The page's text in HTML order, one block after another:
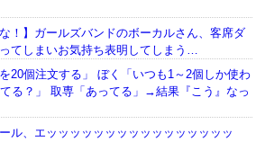
！】ガールズバンドのボーカルさん、客席ダ
てしまいお気持ち表明してしまう…
20個注文する」 ぼく「いつも1～2個しか使わ
る？」 取専「あってる」→結果『こう』なっ
ル、エッッッッッッッッッッッッッッッッ